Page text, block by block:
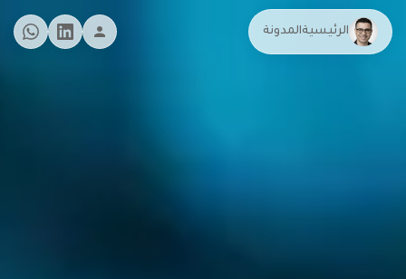
الرئيسيةالمدونة